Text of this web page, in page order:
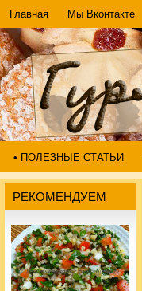
Главная Мы Вконтакте
• ПОЛЕЗНЫЕ СТАТЬИ
РЕКОМЕНДУЕМ